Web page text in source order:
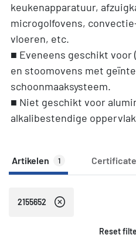
keukenapparatuur,
microgolfovens,
vloeren, etc.
■ Eveneens geschikt
en stoomovens met
schoonmaaksysteem.
■ Niet geschikt voor
alkalibestendige
Artikelen 1
2155652
Reset